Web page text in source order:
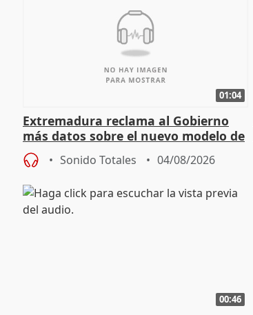
01:04
Extremadura reclama al Gobierno
más datos sobre el nuevo modelo de
financiación
Sonido Totales 04/08/2026
00:46